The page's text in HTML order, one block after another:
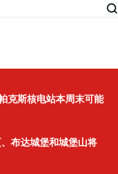
克斯核电站本周末可能
布达城堡和城堡山将